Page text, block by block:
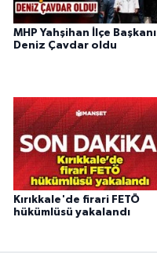
MHP Yahşihan İlçe Başkanı
Deniz Çavdar oldu
Kırıkkale'de firari FETÖ
hükümlüsü yakalandı